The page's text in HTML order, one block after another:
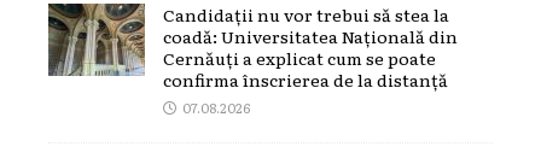
Candidații nu vor trebui să stea la
coadă: Universitatea Națională din
Cernăuți a explicat cum se poate
confirma înscrierea de la distanță
07.08.2026